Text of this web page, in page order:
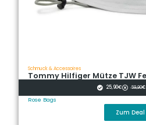
Schmuck & Accessoires
Tommy Hilfiger Mütze TJW
25,90€ ̶5̶̶9̶̶,̶̶9̶̶0̶€
Rose Bags
Zum Deal